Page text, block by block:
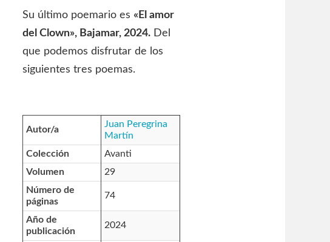
Su último poemario es «El amor
del Clown», Bajamar, 2024.Del
que podemos disfrutar de los
siguientes tres poemas.
Autor/a
Juan Peregrina
Martín
Colección
Avanti
Volumen
29
Número de
páginas
74
Año de
publicación
2024